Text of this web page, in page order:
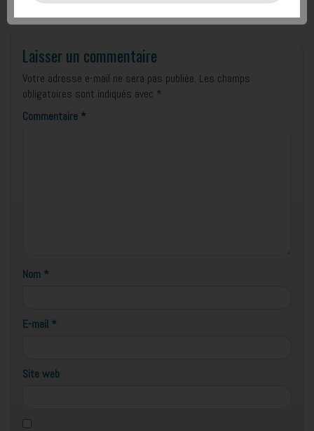
Publié dansPoint grammatical
Laisser un commentaire
Votre adresse e-mail ne sera pas publiée. Les champs
obligatoires sont indiqués avec *
Commentaire *
Nom *
E-mail *
Site web